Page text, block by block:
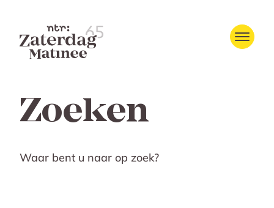
Zoeken
Waar bent u naar op zoek?